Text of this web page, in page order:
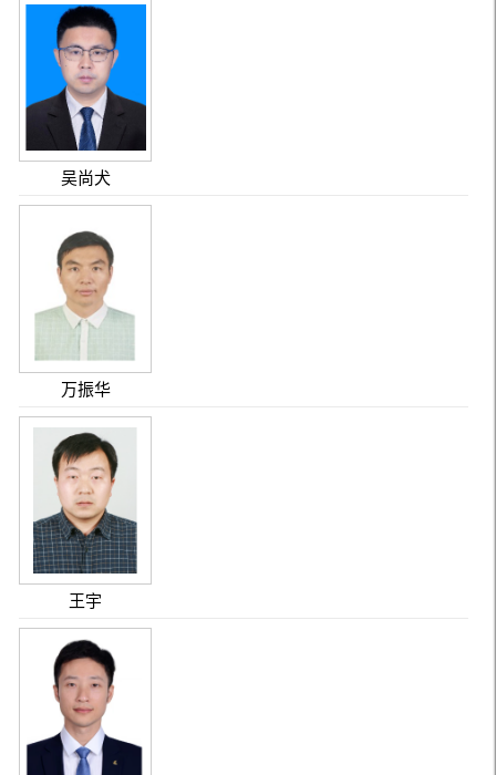
吴尚犬
万振华
王宇